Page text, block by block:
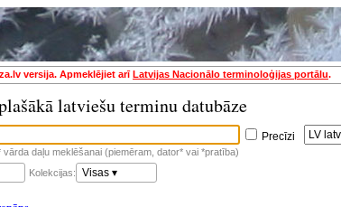
versija. Apmeklējiet arīLatvijas Nacionālo terminoloģijas portālu.
latviešu terminu datubāze
Precīzi
vārda daļu meklēšanai (piemēram, dator* vai *pratība)
Kolekcijas: Visas ▾